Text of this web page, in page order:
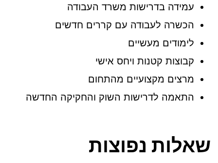
עמידה בדרישות משרד העבודה
הכשרה לעבודה עם קררים חדשים
לימודים מעשיים
קבוצות קטנות ויחס אישי
מרצים מקצועיים מהתחום
התאמה לדרישות השוק והחקיקה החדשה
שאלות נפוצות